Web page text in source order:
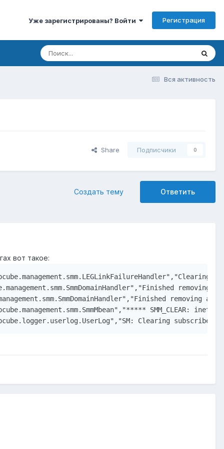
Уже зарегистрированы? Войти Регистрация
Вся активность
Share Подписчики 0
Ответить
Создать тему
вот такое:
removing
removing
SMM_CLEAR: inet"